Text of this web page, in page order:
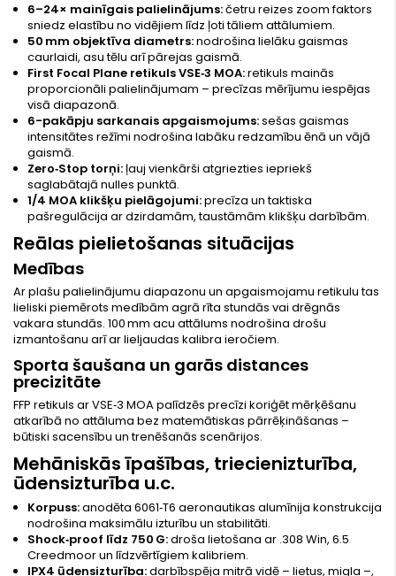
6–24× mainīgais palielinājums:četru reizes zoom faktors
sniedz elastību no vidējiem līdz ļoti tāliem attālumiem.
50 mm objektīva diametrs:nodrošina lielāku gaismas
caurlaidi, asu tēlu arī pārejas gaismā.
First Focal Plane retikuls VSE‑3 MOA:retikuls mainās
proporcionāli palielinājumam – precīzas mērījumu iespējas
visā diapazonā.
6-pakāpju sarkanais apgaismojums:sešas gaismas
intensitātes režīmi nodrošina labāku redzamību ēnā un vājā
gaismā.
Zero‑Stop torņi: ļauj vienkārši atgriezties iepriekš
saglabātajā nulles punktā.
1/4 MOA klikšķu pielāgojumi:precīza un taktiska
pašregulācija ar dzirdamām, taustāmām klikšķu darbībām.
Reālas pielietošanas situācijas
Medības
Ar plašu palielinājumu diapazonu un apgaismojamu retikulu tas
lieliski piemērots medībām agrā rīta stundās vai drēgnās
vakara stundās. 100 mm acu attālums nodrošina drošu
izmantošanu arī ar lieljaudas kalibra ieročiem.
Sporta šaušana un garās distances
precizitāte
FFP retikuls ar VSE‑3 MOA palīdzēs precīzi koriģēt mērķēšanu
atkarībā no attāluma bez matemātiskas pārrēķināšanas –
būtiski sacensību un trenēšanās scenārijos.
Mehāniskās īpašības, triecienizturība,
ūdensizturība u.c.
Korpuss:anodēta 6061‑T6 aeronautikas alumīnija konstrukcija
nodrošina maksimālu izturību un stabilitāti.
Shock‑proof līdz 750 G:droša lietošana ar .308 Win, 6.5
Creedmoor un līdzvērtīgiem kalibriem.
IPX4 ūdensizturība:darbībspēja mitrā vidē – lietus, migla –,